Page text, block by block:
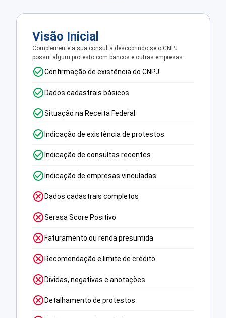
Visão Inicial
Complemente a sua consulta descobrindo se o CNPJ
possui algum protesto com bancos e outras empresas.
Confirmação de existência do CNPJ
Dados cadastrais básicos
Situação na Receita Federal
Indicação de existência de protestos
Indicação de consultas recentes
Indicação de empresas vinculadas
Dados cadastrais completos
Serasa Score Positivo
Faturamento ou renda presumida
Recomendação e limite de crédito
Dívidas, negativas e anotações
Detalhamento de protestos